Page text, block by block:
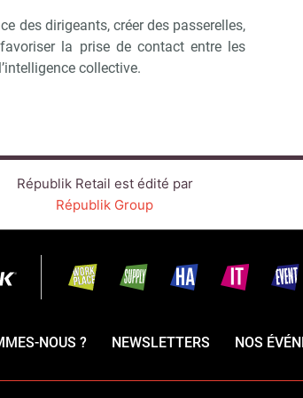
des dirigeants, créer des passerelles,
la prise de contact entre les
collective.
Républik Retail est édité par
Républik Group
NOUS ? NEWSLETTERS NOS